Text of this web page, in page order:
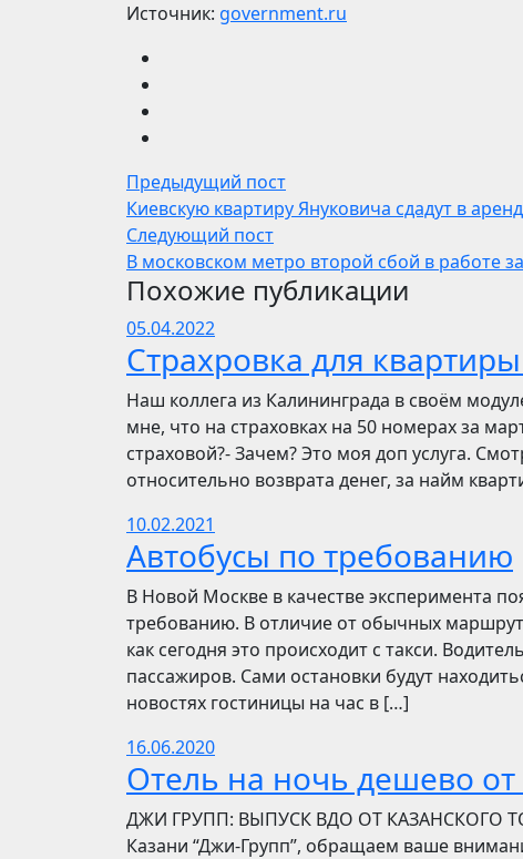
Источник: government.ru
Предыдущий пост
Киевскую квартиру Януковича сдадут в
Следующий пост
В московском метро второй сбой в работе
Похожие публикации
05.04.2022
Страхровка для
Наш коллега из Калининграда в своём
мне, что на страховках на 50 номерах за
страховой?- Зачем? Это моя доп услуга.
относительно возврата денег, за найм
10.02.2021
Автобусы по требованию
В Новой Москве в качестве эксперимента
требованию. В отличие от обычных
как сегодня это происходит с такси.
пассажиров. Сами остановки будут
новостях гостиницы на час в […]
16.06.2020
Отель на ночь дешево
​​ДЖИ ГРУПП: ВЫПУСК ВДО ОТ КАЗАНСКОГО
Казани “Джи-Групп”, обращаем ваше